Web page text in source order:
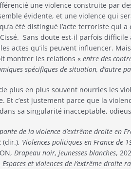
une violence construite par
évidente, et une violence qui
été distingué l’acte terroriste qui
Sans doute est-il parfois
actes qu’ils peuvent influencer.
montrer les relations « entre des
spécifiques de situation, d’autre
plus en plus souvent nourries les
Et c’est justement parce que la
sa singularité inacceptable,
de la violence d’extrême droite en
(dir.), Violences politiques en France de
Drapeau noir, jeunesses blanches,
Espaces et violences de l’extrême droite